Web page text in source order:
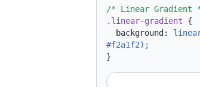
/* Linear Gradient
.linear-gradient {
background:
#f2a1f2);
}